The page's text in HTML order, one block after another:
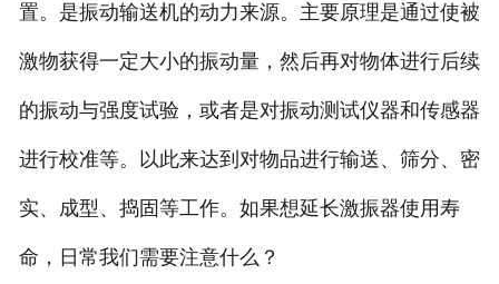
联系高科
置。是振动输送机的动力来源。主要原理是通过使被
激物获得一定大小的振动量，然后再对物体进行后续
的振动与强度试验，或者是对振动测试仪器和传感器
进行校准等。以此来达到对物品进行输送、筛分、密
实、成型、捣固等工作。如果想延长激振器使用寿
命，日常我们需要注意什么？